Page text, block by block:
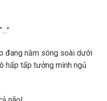
đang nằm sóng soài dưới
hấp tấp tưởng mình ngủ